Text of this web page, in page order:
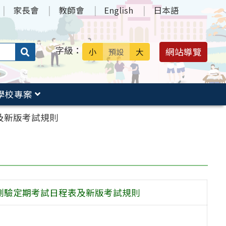
家長會 教師會 English 日本語
搜
送出 字級： 小 預設 大 網站導覽
校專案
新版考試規則
定期考試日程表及新版考試規則